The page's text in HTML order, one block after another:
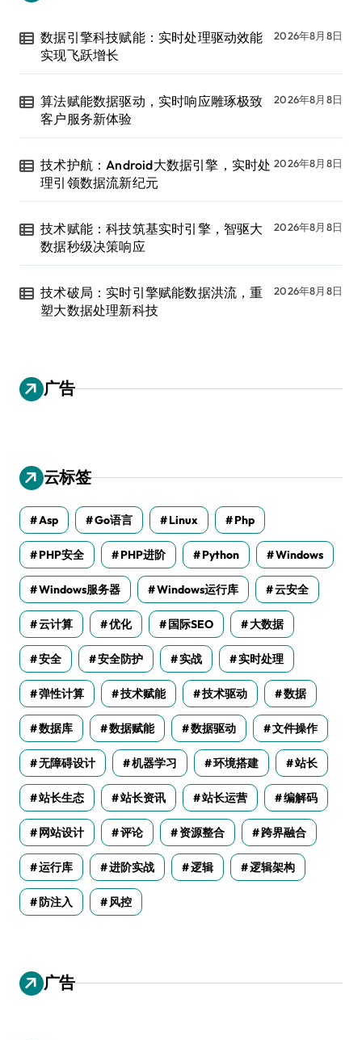
数据引擎科技赋能：实时处理驱动效能
实现飞跃增长
2026年8月8日
算法赋能数据驱动，实时响应雕琢极致
客户服务新体验
2026年8月8日
技术护航：Android大数据引擎，实时处
理引领数据流新纪元
2026年8月8日
技术赋能：科技筑基实时引擎，智驱大
数据秒级决策响应
2026年8月8日
技术破局：实时引擎赋能数据洪流，重
塑大数据处理新科技
2026年8月8日
广告
云标签
Asp Go语言 Linux Php
PHP安全 PHP进阶 Python Windows
Windows服务器 Windows运行库 云安全
云计算 优化 国际SEO 大数据
安全 安全防护 实战 实时处理
弹性计算 技术赋能 技术驱动 数据
数据库 数据赋能 数据驱动 文件操作
无障碍设计 机器学习 环境搭建 站长
站长生态 站长资讯 站长运营 编解码
网站设计 评论 资源整合 跨界融合
运行库 进阶实战 逻辑 逻辑架构
防注入 风控
广告